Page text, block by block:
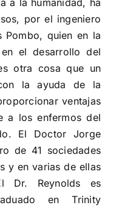
por el ingeniero
Pombo, quien en la
el desarrollo del
otra cosa que un
la ayuda de la
ventajas
a los enfermos del
El Doctor Jorge
de 41 sociedades
y en varias de ellas
Dr. Reynolds es
en Trinity